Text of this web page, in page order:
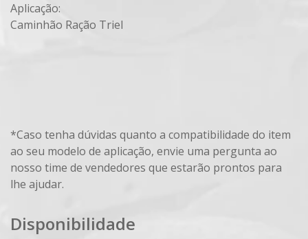
Aplicação:
Caminhão Ração Triel
*Caso tenha dúvidas quanto a compatibilidade do item
ao seu modelo de aplicação, envie uma pergunta ao
nosso time de vendedores que estarão prontos para
lhe ajudar.
Disponibilidade